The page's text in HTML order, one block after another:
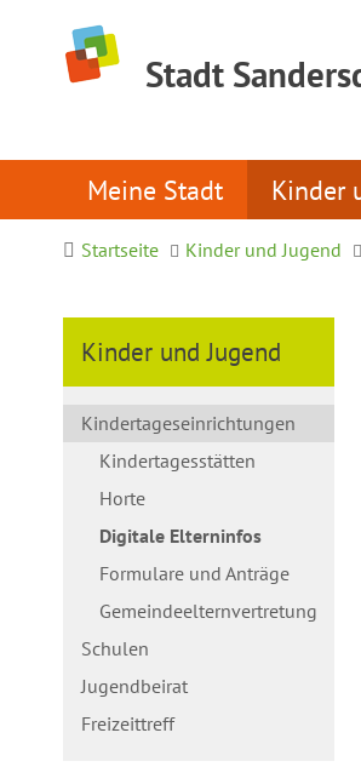
Stadt
Meine Stadt Kinder
Startseite Kinder und Jugend
Kinder und Jugend
Kindertageseinrichtungen
Kindertagesstätten
Horte
Digitale Elterninfos
Formulare und Anträge
Gemeindeelternvertretung
Schulen
Jugendbeirat
Freizeittreff